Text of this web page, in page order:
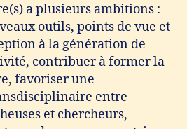
a plusieurs ambitions :
outils, points de vue et
à la génération de
contribuer à former la
favoriser une
entre
et chercheurs,